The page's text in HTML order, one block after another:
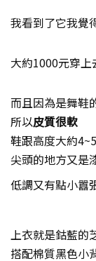
我看到了它我覺
大約1000元穿
而且因為是舞鞋
所以皮質很軟
鞋跟高度大約
尖頭的地方又是
低調又有點小囂
上衣就是鈷藍的
搭配棉質黑色小